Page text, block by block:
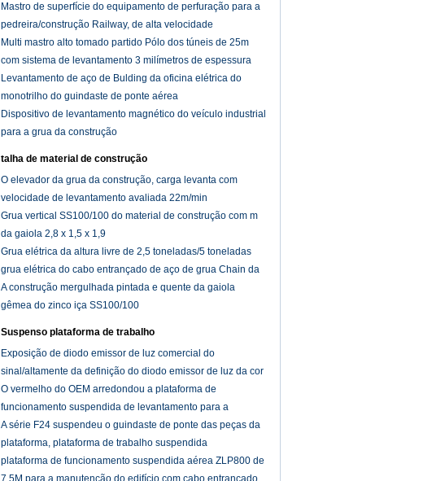
Mastro de superfície do equipamento de perfuração para a
pedreira/construção Railway, de alta velocidade
Multi mastro alto tomado partido Pólo dos túneis de 25m
com sistema de levantamento 3 milímetros de espessura
Levantamento de aço de Bulding da oficina elétrica do
monotrilho do guindaste de ponte aérea
Dispositivo de levantamento magnético do veículo industrial
para a grua da construção
talha de material de construção
O elevador da grua da construção, carga levanta com
velocidade de levantamento avaliada 22m/min
Grua vertical SS100/100 do material de construção com m
da gaiola 2,8 x 1,5 x 1,9
Grua elétrica da altura livre de 2,5 toneladas/5 toneladas
grua elétrica do cabo entrançado de aço de grua Chain da
baixa para minar
A construção mergulhada pintada e quente da gaiola
gêmea do zinco iça SS100/100
Suspenso plataforma de trabalho
Exposição de diodo emissor de luz comercial do
sinal/altamente da definição do diodo emissor de luz da cor
P10 completa para a parte externa
O vermelho do OEM arredondou a plataforma de
funcionamento suspendida de levantamento para a
construção de limpeza
A série F24 suspendeu o guindaste de ponte das peças da
plataforma, plataforma de trabalho suspendida
plataforma de funcionamento suspendida aérea ZLP800 de
7.5M para a manutenção do edifício com cabo entrançado